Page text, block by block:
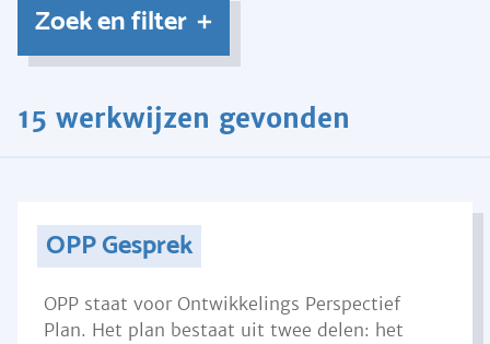
Zoek en filter
15 werkwijzen gevonden
OPP Gesprek
OPP staat voor Ontwikkelings Perspectief
Plan. Het plan bestaat uit twee delen: het